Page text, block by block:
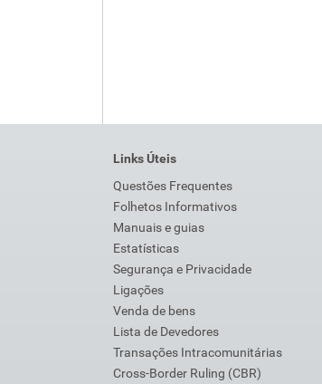
Links Úteis
Questões Frequentes
Folhetos Informativos
Manuais e guias
Estatísticas
Segurança e Privacidade
Ligações
Venda de bens
Lista de Devedores
Transações Intracomunitárias
Cross-Border Ruling (CBR)